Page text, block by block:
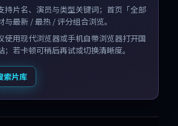
持片名、演员与类型关键词；首页「全部
与最新 / 最热 / 评分组合浏览。
使用现代浏览器或手机自带浏览器打开国
；若卡顿可稍后再试或切换清晰度。
索片库